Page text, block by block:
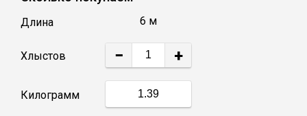
Труба профильная
Катанка
Длина 6 м
Хлыстов − +
Килограмм